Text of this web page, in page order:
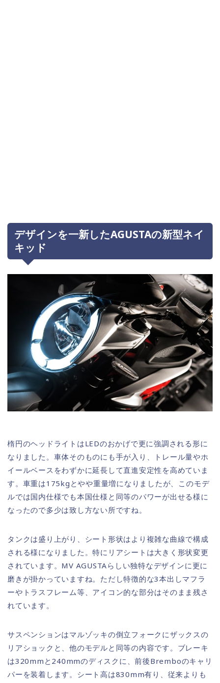
デザインを一新したAGUSTAの新型ネイ
キッド
楕円のヘッドライトはLEDのおかげで更に強調される形に
なりました。車体そのものにも手が入り、トレール量やホ
イールベースをわずかに延長して直進安定性を高めていま
す。車重は175kgとやや重量増になりましたが、このモデ
ルでは国内仕様でも本国仕様と同等のパワーが出せる様に
なったので多少は致し方ない所ですね。
タンクは盛り上がり、シート形状はより複雑な曲線で構成
される様になりました。特にリアシートは大きく形状変更
されています。MV AGUSTAらしい独特なデザインに更に
磨きが掛かっていますね。ただし特徴的な3本出しマフラ
ーやトラスフレーム等、アイコン的な部分はそのまま残さ
れています。
サスペンションはマルゾッキの倒立フォークにザックスの
リアショックと、他のモデルと同等の内容です。ブレーキ
は320mmと240mmのディスクに、前後Bremboのキャリ
パーを装着します。シート高は830mm有り、従来よりも